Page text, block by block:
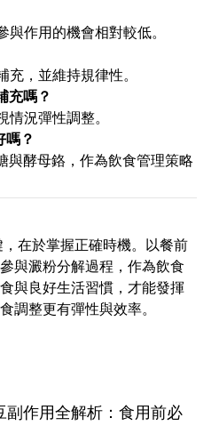
作用的機會相對較低。
，並維持規律性。
充嗎？
況彈性調整。
嗎？
與酵母鉻，作為飲食管理策略
，在於掌握正確時機。以餐前
與澱粉分解過程，作為飲食
與良好生活習慣，才能發揮
調整更有彈性與效率。
副作用全解析：食用前必